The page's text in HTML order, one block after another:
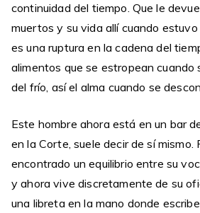
continuidad del tiempo. Que le
muertos y su vida allí cuando estuvo
es una ruptura en la cadena del
alimentos que se estropean cuando
del frío, así el alma cuando se
Este hombre ahora está en un bar
en la Corte, suele decir de sí mismo.
encontrado un equilibrio entre su
y ahora vive discretamente de su
una libreta en la mano donde